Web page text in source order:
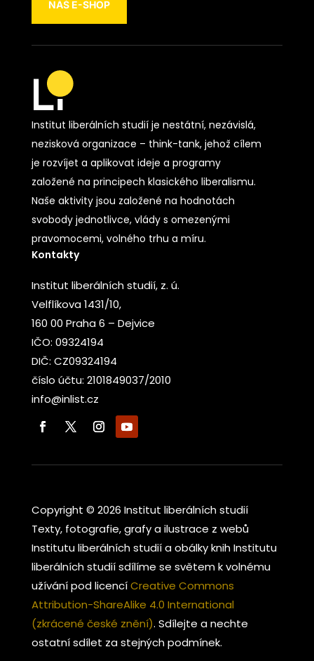
NÁŠ E-SHOP
Institut liberálních studií je nestátní, nezávislá,
nezisková organizace – think-tank, jehož cílem
je rozvíjet a aplikovat ideje a programy
založené na principech klasického liberalismu.
Naše aktivity jsou založené na hodnotách
svobody jednotlivce, vlády s omezenými
pravomocemi, volného trhu a míru.
Kontakty
Institut liberálních studií, z. ú.
Velflíkova 1431/10,
160 00 Praha 6 – Dejvice
IČO: 09324194
DIČ: CZ09324194
číslo účtu: 2101849037/2010
info@inlist.cz
Copyright © 2026 Institut liberálních studií
Texty, fotografie, grafy a ilustrace z webů
Institutu liberálních studií a obálky knih Institutu
liberálních studií sdílíme se světem k volnému
užívání pod licencíCreative Commons
Attribution-ShareAlike 4.0 International
(zkrácené české znění). Sdílejte a nechte
ostatní sdílet za stejných podmínek.